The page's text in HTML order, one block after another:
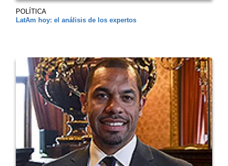
POLÍTICA
LatAm hoy: el análisis de los expertos